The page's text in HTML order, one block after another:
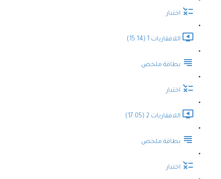
اختبار
اللافقاريات 1 (15:14)
بطاقة ملخص
اختبار
اللافقاريات 2 (17:05)
بطاقة ملخص
اختبار